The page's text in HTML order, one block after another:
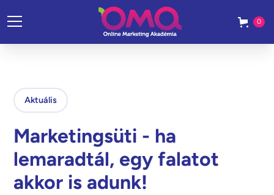
0
Aktuális
Marketingsüti - ha
lemaradtál, egy falatot
akkor is adunk!